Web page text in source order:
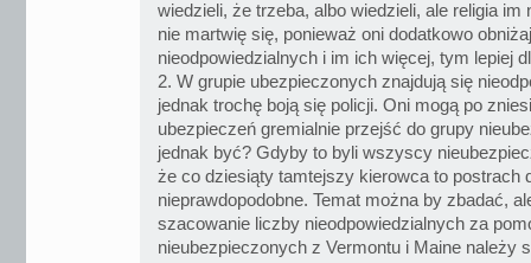
wiedzieli, że trzeba, albo wiedzieli, ale religia im
nie martwię się, ponieważ oni dodatkowo
nieodpowiedzialnych i im ich więcej, tym lepiej
2. W grupie ubezpieczonych znajdują się
jednak trochę boją się policji. Oni mogą po
ubezpieczeń gremialnie przejść do grupy
jednak być? Gdyby to byli wszyscy
że co dziesiąty tamtejszy kierowca to postrach
nieprawdopodobne. Temat można by zbadać,
szacowanie liczby nieodpowiedzialnych za
nieubezpieczonych z Vermontu i Maine należy